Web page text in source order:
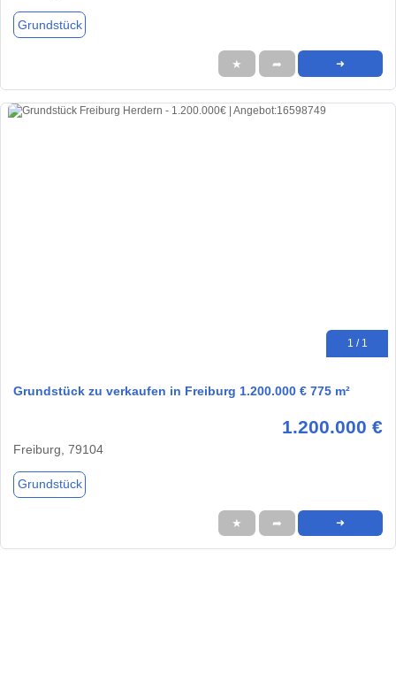
Grundstück
★ ➦ ➜
1 / 1
Grundstück zu verkaufen in Freiburg 1.200.000 € 775 m²
1.200.000 €
Freiburg, 79104
Grundstück
★ ➦ ➜